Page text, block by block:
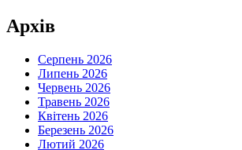
Архів
Серпень 2026
Липень 2026
Червень 2026
Травень 2026
Квітень 2026
Березень 2026
Лютий 2026